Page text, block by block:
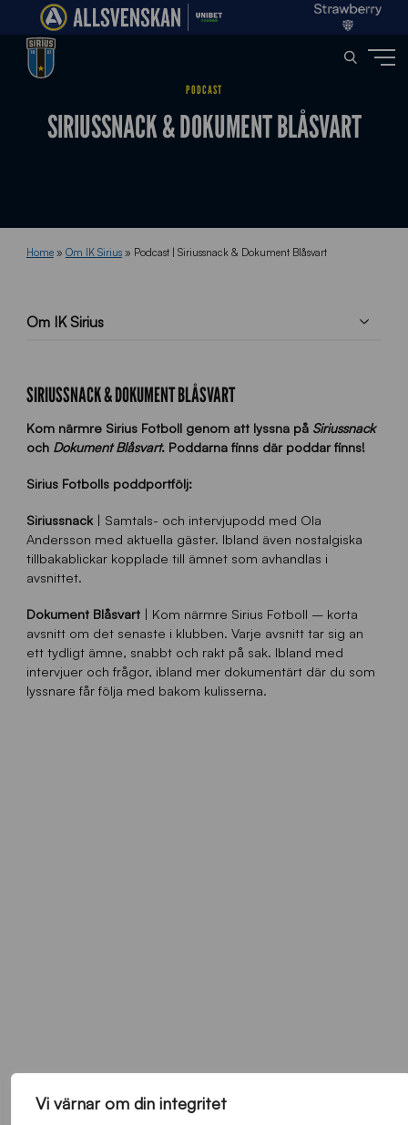
Vi värnar om din integritet
PODCAST
SIRIUSSNACK & DOKUMENT BLÅSVART
Home» Om IK Sirius» Podcast | Siriussnack & Dokument Blåsvart
Om IK Sirius
SIRIUSSNACK & DOKUMENT BLÅSVART
Kom närmre Sirius Fotboll genom att lyssna på Siriussnack
och Dokument Blåsvart. Poddarna finns där poddar finns!
Sirius Fotbolls poddportfölj:
Siriussnack | Samtals- och intervjupodd med Ola
Andersson med aktuella gäster. Ibland även nostalgiska
tillbakablickar kopplade till ämnet som avhandlas i
avsnittet.
Dokument Blåsvart| Kom närmre Sirius Fotboll – korta
avsnitt om det senaste i klubben. Varje avsnitt tar sig an
ett tydligt ämne, snabbt och rakt på sak. Ibland med
intervjuer och frågor, ibland mer dokumentärt där du som
lyssnare får följa med bakom kulisserna.